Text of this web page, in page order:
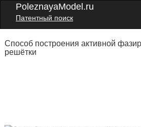
PoleznayaModel.ru
Патентный поиск
Способ построения активной
решётки